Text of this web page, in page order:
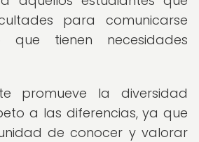
para comunicarse
que tienen necesidades
promueve la diversidad
a las diferencias, ya que
de conocer y valorar